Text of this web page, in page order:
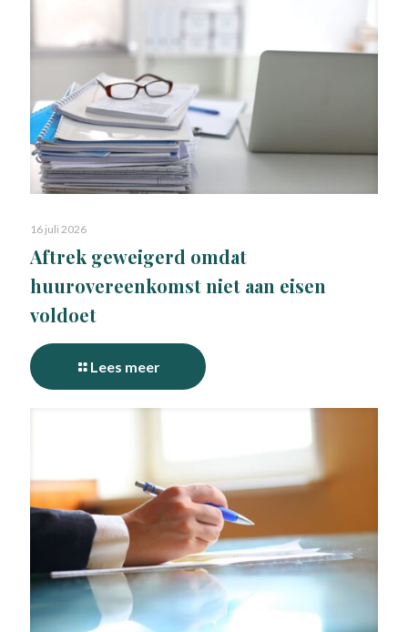
16 juli 2026
Aftrek geweigerd omdat
huurovereenkomst niet aan eisen
voldoet
Lees meer